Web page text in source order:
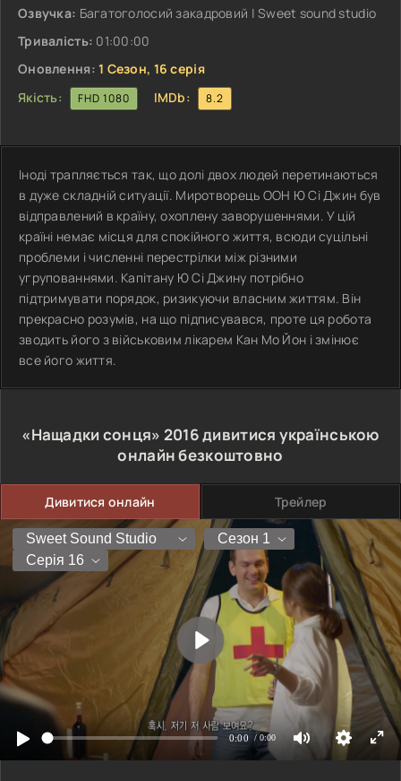
Озвучка: Багатоголосий закадровий | Sweet sound studio
Тривалість: 01:00:00
Оновлення: 1 Сезон, 16 серія
Якість:
FHD 1080 IMDb: 8.2
Іноді трапляється так, що долі двох людей перетинаються
в дуже складній ситуації. Миротворець ООН Ю Сі Джин був
відправлений в країну, охоплену заворушеннями. У цій
країні немає місця для спокійного життя, всюди суцільні
проблеми і численні перестрілки між різними
угрупованнями. Капітану Ю Сі Джину потрібно
підтримувати порядок, ризикуючи власним життям. Він
прекрасно розумів, на що підписувався, проте ця робота
зводить його з військовим лікарем Кан Мо Йон і змінює
все його життя.
«Нащадки сонця» 2016дивитися українською
онлайн безкоштовно
Дивитися онлайн Трейлер